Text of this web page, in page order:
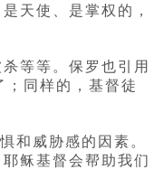
天使、是掌权的，
等等。保罗也引用
同样的，基督徒
和威胁感的因素。
稣基督会帮助我们